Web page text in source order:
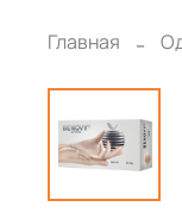
Главная